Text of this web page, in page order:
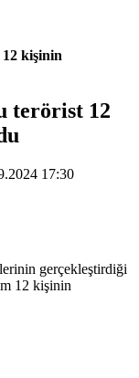
12 kişinin
terörist 12
17:30
gerçekleştirdiği
12 kişinin